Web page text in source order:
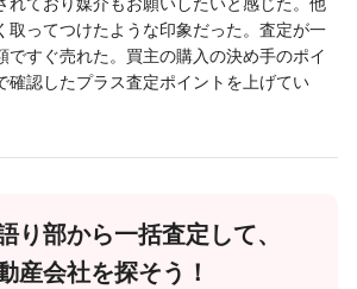
取ってつけたような印象だった。査定が一
ですぐ売れた。買主の購入の決め手のポイ
確認したプラス査定ポイントを上げてい
り部から一括査定して、
産会社を探そう！